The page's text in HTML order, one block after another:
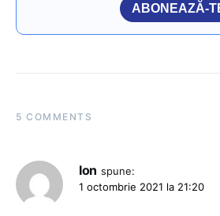
ABONEAZĂ-
5 COMMENTS
Ion spune:
1 octombrie 2021 la 21:20